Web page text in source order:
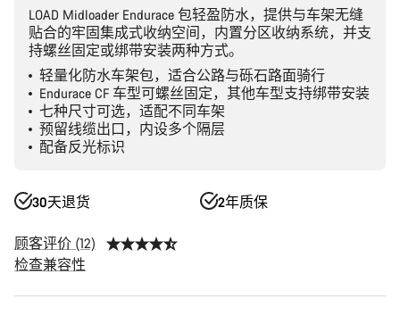
LOAD Midloader Endurace 包轻盈防水，提供与车架无缝
贴合的牢固集成式收纳空间，内置分区收纳系统，并支
持螺丝固定或绑带安装两种方式。
轻量化防水车架包，适合公路与砾石路面骑行
Endurace CF 车型可螺丝固定，其他车型支持绑带安装
七种尺寸可选，适配不同车架
预留线缆出口，内设多个隔层
配备反光标识
30天退货 2年质保
顾客评价 (12)
检查兼容性